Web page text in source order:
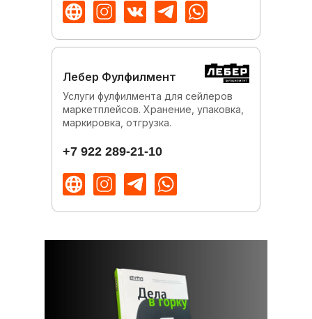
Услуги фулфилмента для сейлеров
маркетплейсов. Хранение, упаковка,
маркировка, отгрузка.
Лебер Фулфилмент
+7 922 289-21-10